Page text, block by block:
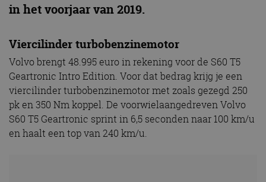
in het voorjaar van 2019.
Viercilinder turbobenzinemotor
Volvo brengt 48.995 euro in rekening voor de S60 T5
Geartronic Intro Edition. Voor dat bedrag krijg je een
viercilinder turbobenzinemotor met zoals gezegd 250
pk en 350 Nm koppel. De voorwielaangedreven Volvo
S60 T5 Geartronic sprint in 6,5 seconden naar 100 km/u
en haalt een top van 240 km/u.